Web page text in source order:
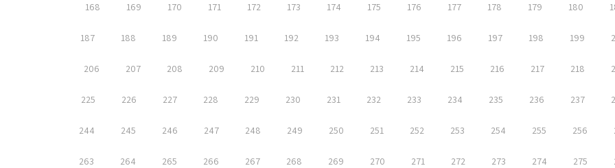
168 169 170 171 172 173 174 175 176 177 178 179 180
187 188 189 190 191 192 193 194 195 196 197 198 199
206 207 208 209 210 211 212 213 214 215 216 217 218
225 226 227 228 229 230 231 232 233 234 235 236 237
244 245 246 247 248 249 250 251 252 253 254 255 256
263 264 265 266 267 268 269 270 271 272 273 274 275